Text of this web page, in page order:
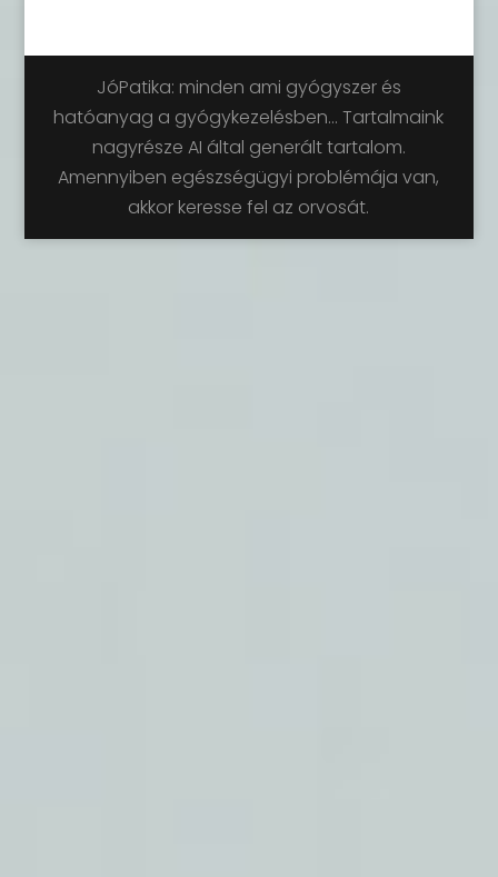
JóPatika: minden ami gyógyszer és
hatóanyag a gyógykezelésben... Tartalmaink
nagyrésze AI által generált tartalom.
Amennyiben egészségügyi problémája van,
akkor keresse fel az orvosát.